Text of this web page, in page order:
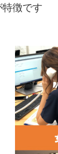
徴です